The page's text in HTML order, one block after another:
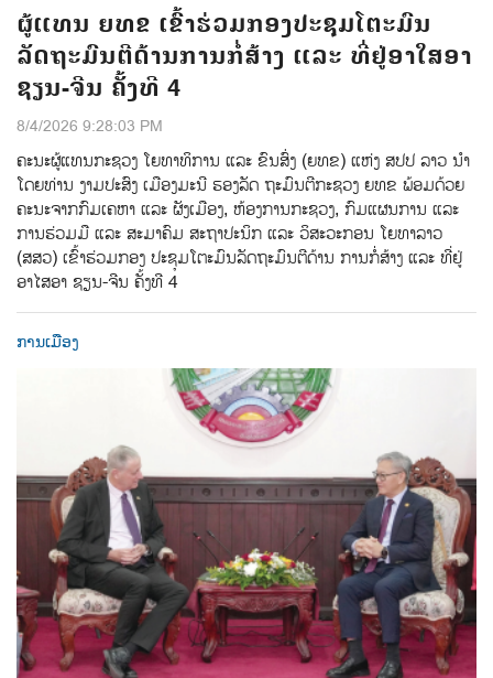
ຜູ້ແທນ ຍທຂ ເຂົ້າຮ່ວມກອງປະຊຸມໂຕະມົນ
ລັດຖະມົນຕີດ້ານການກໍ່ສ້າງ ແລະ ທີ່ຢູ່ອາໃສອາ
ຊຽນ-ຈີນ ຄັ້ງທີ 4
8/4/2026 9:28:03 PM
ຄະນະຜູ້ແທນກະຊວງ ໂຍທາທິການ ແລະ ຂົນສົ່ງ (ຍທຂ) ແຫ່ງ ສປປ ລາວ ນໍາ
ໂດຍທ່ານ ງາມປະສົງ ເມືອງມະນີ ຮອງລັດ ຖະມົນຕີກະຊວງ ຍທຂ ພ້ອມດ້ວຍ
ຄະນະຈາກກົມເຄຫາ ແລະ ຜັງເມືອງ, ຫ້ອງການກະຊວງ, ກົມແຜນການ ແລະ
ການຮ່ວມມື ແລະ ສະມາຄົມ ສະຖາປະນິກ ແລະ ວິສະວະກອນ ໂຍທາລາວ
(ສສວ) ເຂົ້າຮ່ວມກອງ ປະຊຸມໂຕະມົນລັດຖະມົນຕີດ້ານ ການກໍ່ສ້າງ ແລະ ທີ່ຢູ່
ອາໄສອາ ຊຽນ-ຈີນ ຄັ້ງທີ 4
ການເມືອງ